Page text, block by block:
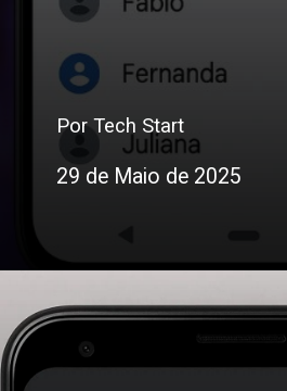
Por Tech Start
29 de Maio de 2025